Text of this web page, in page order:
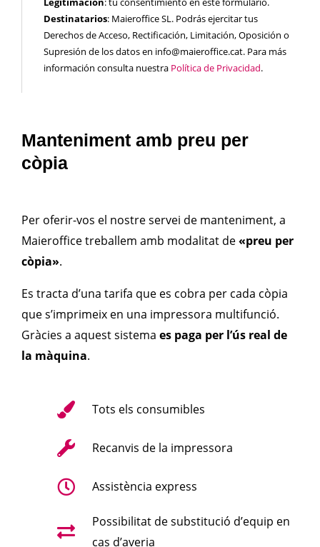
Destinatarios: Maieroffice SL. Podrás ejercitar tus
Derechos de Acceso, Rectificación, Limitación, Oposición o
Supresión de los datos en info@maieroffice.cat. Para más
información consulta nuestra Política de Privacidad.
Manteniment amb preu per
còpia
Per oferir-vos el nostre servei de manteniment, a
Maieroffice treballem amb modalitat de«preu per
còpia».
Es tracta d’una tarifa que es cobra per cada còpia
que s’imprimeix en una impressora multifunció.
Gràcies a aquest sistema es paga per l’ús real de
la màquina.
Tots els consumibles
Recanvis de la impressora
Assistència express
Possibilitat de substitució d’equip en
cas d’averia